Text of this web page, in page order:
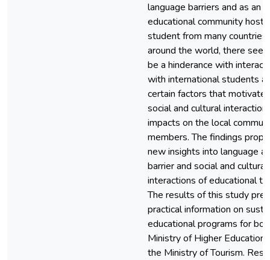
language barriers and as an
educational community
student from many countries
around the world, there
be a hinderance with
with international students
certain factors that
social and cultural
impacts on the local
members. The findings
new insights into language
barrier and social and cultural
interactions of educational
The results of this study
practical information on
educational programs for
Ministry of Higher Education
the Ministry of Tourism.